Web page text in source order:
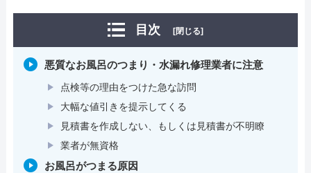
目次 [閉じる]
悪質なお風呂のつまり・水漏れ修理業者に注意
点検等の理由をつけた急な訪問
大幅な値引きを提示してくる
見積書を作成しない、もしくは見積書が不明瞭
業者が無資格
お風呂がつまる原因